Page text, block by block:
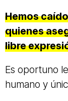
Hemos
quienes
libre
Es oportuno
humano y